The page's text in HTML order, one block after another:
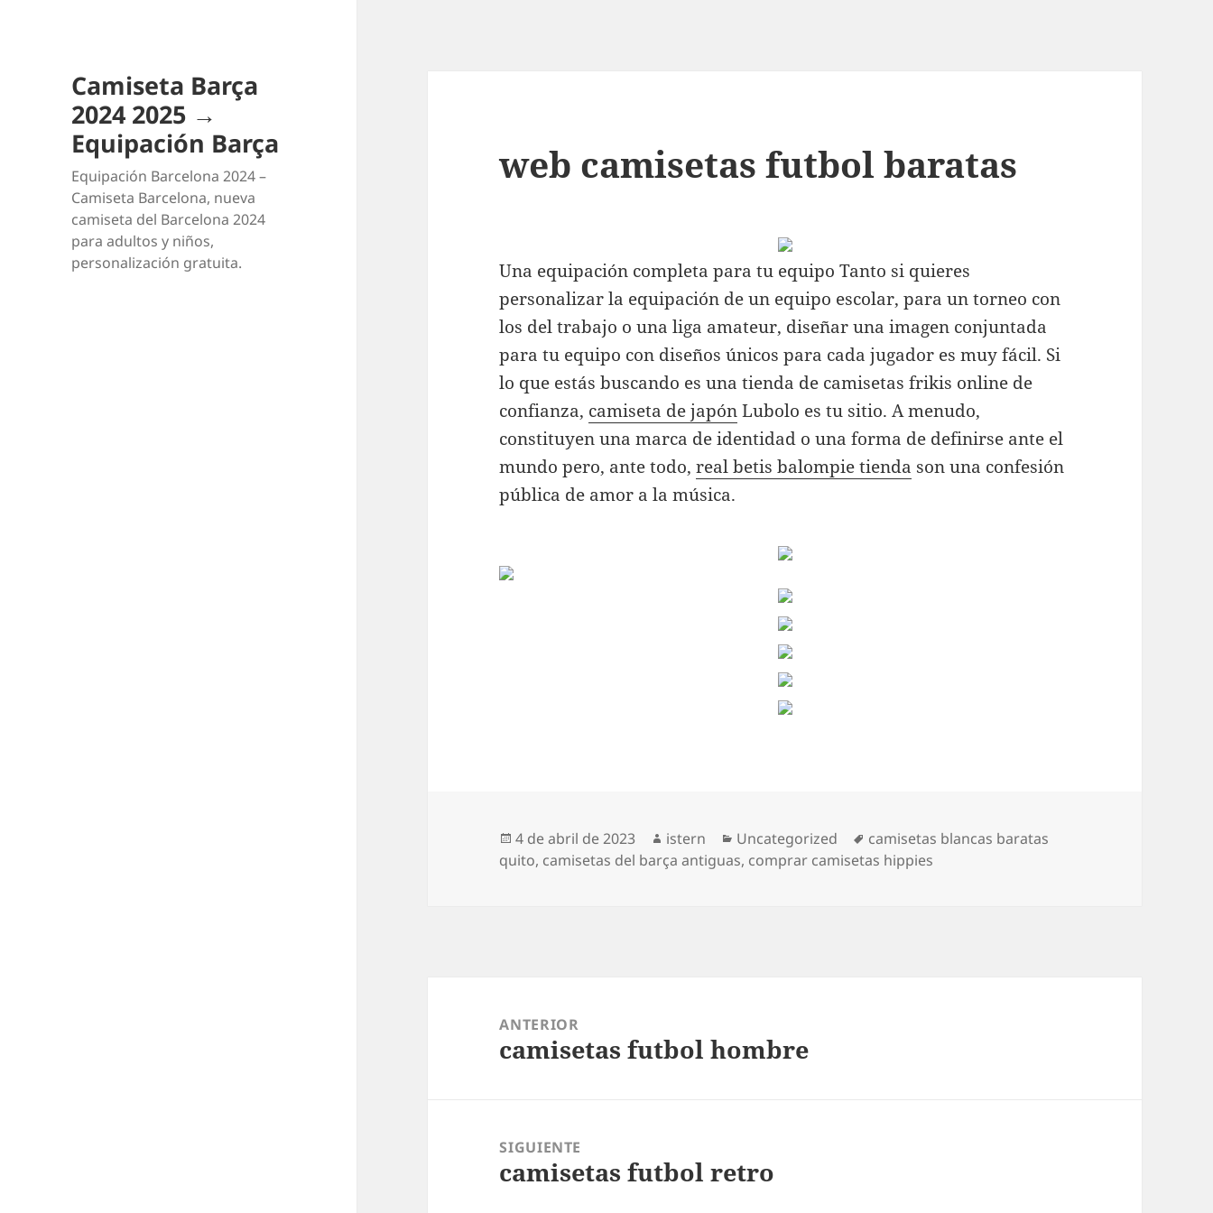
Camiseta Barça
2024 2025 →
Equipación Barça
Equipación Barcelona 2024 –
Camiseta Barcelona, nueva
camiseta del Barcelona 2024
para adultos y niños,
personalización gratuita.
web camisetas futbol baratas
Una equipación completa para tu equipo Tanto si quieres
personalizar la equipación de un equipo escolar, para un torneo con
los del trabajo o una liga amateur, diseñar una imagen conjuntada
para tu equipo con diseños únicos para cada jugador es muy fácil. Si
lo que estás buscando es una tienda de camisetas frikis online de
confianza, camiseta de japónLubolo es tu sitio. A menudo,
constituyen una marca de identidad o una forma de definirse ante el
mundo pero, ante todo,real betis balompie tienda son una confesión
pública de amor a la música.
Publicado
el
4 de abril de 2023 Autor
istern Categorías
Uncategorized Etiquetas
camisetas blancas baratas
quito, camisetas del barça antiguas, comprar camisetas hippies
entradas
ANTERIOR
Entrada
camisetas futbol hombre
SIGUIENTE
Entrada
camisetas futbol retro